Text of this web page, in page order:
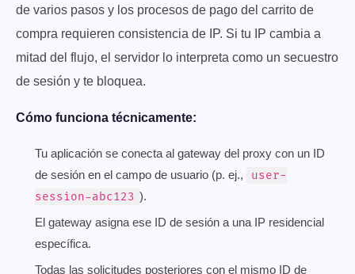
de varios pasos y los procesos de pago del carrito de
compra requieren consistencia de IP. Si tu IP cambia a
mitad del flujo, el servidor lo interpreta como un secuestro
de sesión y te bloquea.
Cómo funciona técnicamente:
Tu aplicación se conecta al gateway del proxy con un ID
de sesión en el campo de usuario (p. ej.,
user-
session-abc123 ).
El gateway asigna ese ID de sesión a una IP residencial
específica.
Todas las solicitudes posteriores con el mismo ID de